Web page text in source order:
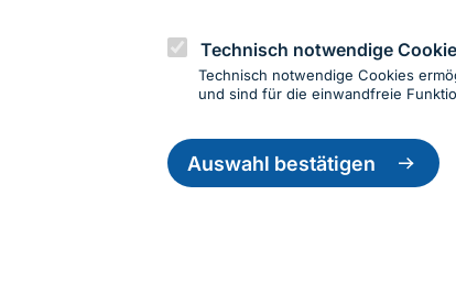
Technisch notwendige
Technisch notwendige Cookies
und sind für die einwandfreie
Auswahl bestätigen
Informationen zur Seite